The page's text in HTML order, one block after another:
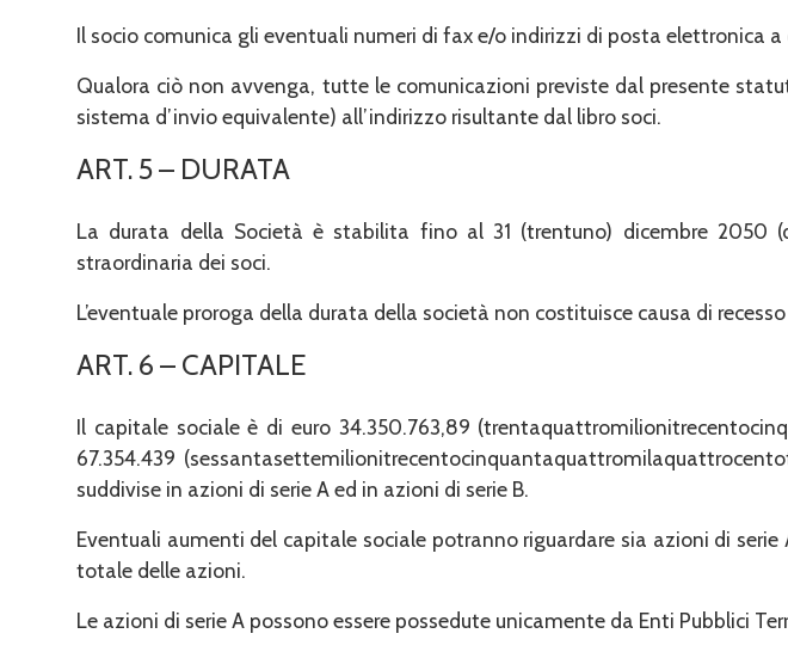
Il socio comunica gli eventuali numeri di fax e/o indirizzi di posta elettronica
Qualora ciò non avvenga, tutte le comunicazioni previste dal presente
sistema d’invio equivalente) all’indirizzo risultante dal libro soci.
ART. 5 – DURATA
La durata della Società è stabilita fino al 31 (trentuno) dicembre 2050
straordinaria dei soci.
L’eventuale proroga della durata della società non costituisce causa di recesso
ART. 6 – CAPITALE
Il capitale sociale è di euro 34.350.763,89
67.354.439
suddivise in azioni di serie A ed in azioni di serie B.
Eventuali aumenti del capitale sociale potranno riguardare sia azioni di
totale delle azioni.
Le azioni di serie A possono essere possedute unicamente da Enti Pubblici